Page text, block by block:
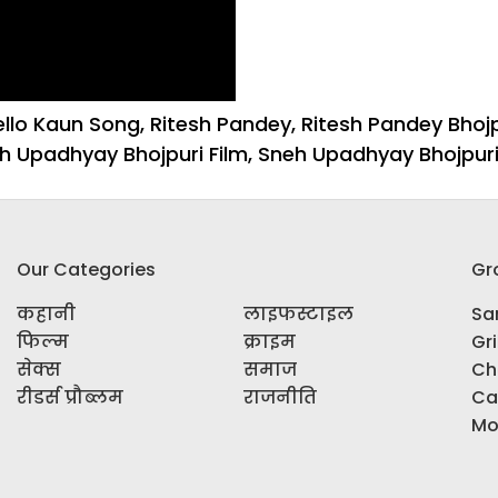
Kaun Song, Ritesh Pandey, Ritesh Pandey
Upadhyay Bhojpuri Film, Sneh Upadhyay
चर्चा
आई
सोशल
Our Categories
कहानी
फिल्म
सेक्स
रीडर्स प्रौब्लम
लाइफस्टाइल
क्राइम
समाज
राजनीति